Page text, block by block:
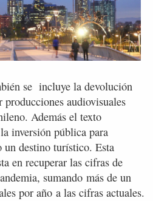
se incluye la devolución
audiovisuales
Además el texto
inversión pública para
destino turístico. Esta
en recuperar las cifras de
sumando más de un
por año a las cifras actuales.